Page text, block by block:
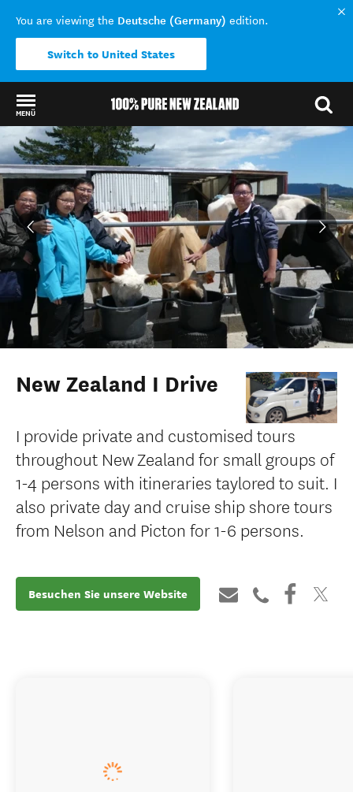
You are viewing the Deutsche (Germany) edition.
Switch to United States
MENÜ
Back to my results
New Zealand I Drive
I provide private and customised tours
throughout New Zealand for small groups of
1-4 persons with itineraries taylored to suit. I
also private day and cruise ship shore tours
from Nelson and Picton for 1-6 persons.
Besuchen Sie unsere Website